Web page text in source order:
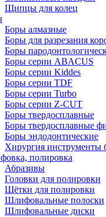
Щипцы для колец
Боры алмазные
Боры для разрезания
Боры
Боры серии ABACUS
Боры серии Kiddes
Боры серии TDF
Боры серии Turbo
Боры серии Z-CUT
Боры твердосплавные
Боры твердосплавные
Боры эндодонтические
Хирургия инструменты
полировка
Абразивы
Головки для полировки
Щётки для полировки
Шлифовальные полоски
Шлифовальные диски